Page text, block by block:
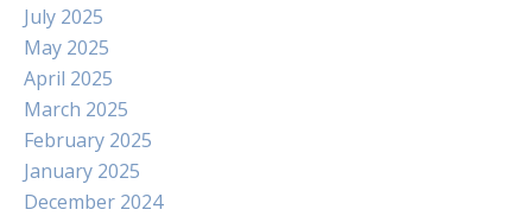
July 2025
May 2025
April 2025
March 2025
February 2025
January 2025
December 2024